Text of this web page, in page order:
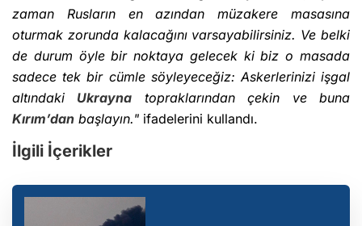
zaman Rusların en azından müzakere masasına
oturmak zorunda kalacağını varsayabilirsiniz. Ve belki
de durum öyle bir noktaya gelecek ki biz o masada
sadece tek bir cümle söyleyeceğiz: Askerlerinizi işgal
altındaki Ukrayna topraklarından çekin ve buna
Kırım’dan başlayın." ifadelerini kullandı.
İlgili İçerikler